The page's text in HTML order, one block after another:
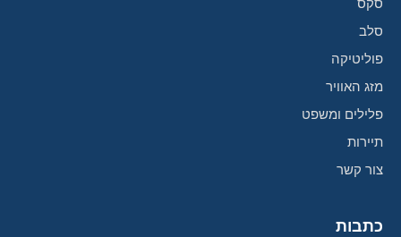
סקס
סלב
פוליטיקה
מזג האוויר
פלילים ומשפט
תיירות
צור קשר
כתבות